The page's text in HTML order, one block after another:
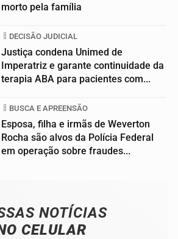
morto pela família
DECISÃO JUDICIAL
Justiça condena Unimed de
Imperatriz e garante continuidade da
terapia ABA para pacientes com...
BUSCA E APREENSÃO
Esposa, filha e irmãs de Weverton
Rocha são alvos da Polícia Federal
em operação sobre fraudes...
NOTÍCIAS
CELULAR